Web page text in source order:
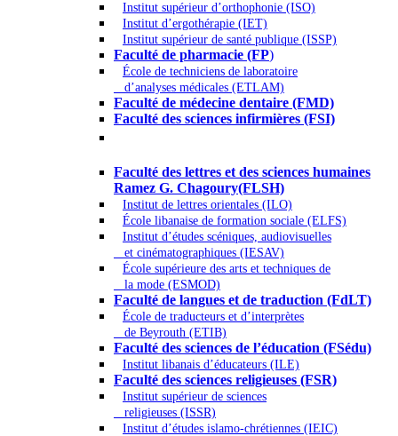
Institut supérieur d’orthophonie (ISO)
Institut d’ergothérapie (IET)
Institut supérieur de santé publique (ISSP)
Faculté de pharmacie (FP)
École de techniciens de laboratoire
d’analyses médicales (ETLAM)
Faculté de médecine dentaire (FMD)
Faculté des sciences infirmières (FSI)
Faculté des lettres et des sciences humaines
Ramez G. Chagoury(FLSH)
Institut de lettres orientales (ILO)
École libanaise de formation sociale (ELFS)
Institut d’études scéniques, audiovisuelles
et cinématographiques (IESAV)
École supérieure des arts et techniques de
la mode (ESMOD)
Faculté de langues et de traduction (FdLT)
École de traducteurs et d’interprètes
de Beyrouth (ETIB)
Faculté des sciences de l’éducation (FSédu)
Institut libanais d’éducateurs (ILE)
Faculté des sciences religieuses (FSR)
Institut supérieur de sciences
religieuses (ISSR)
Institut d’études islamo-chrétiennes (IEIC)